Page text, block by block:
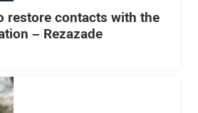
restore contacts with the
– Rezazade